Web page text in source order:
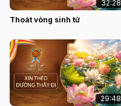
32:28
Thoát vòng sinh tử
29:48